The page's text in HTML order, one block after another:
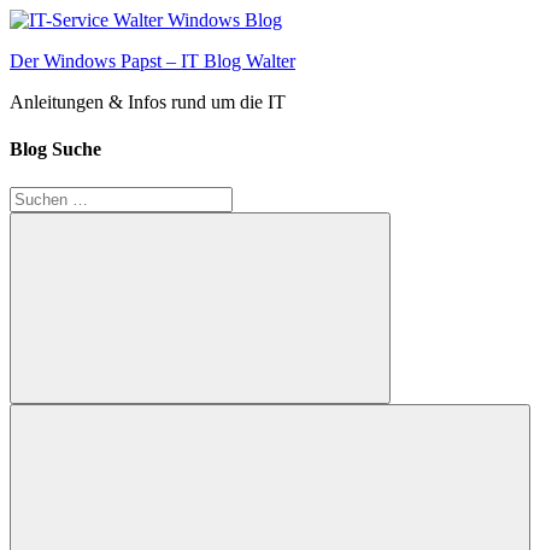
Zum
springen
Der Windows Papst – IT Blog Walter
Anleitungen & Infos rund um die IT
Blog Suche
Suchen
nach:
Suchen